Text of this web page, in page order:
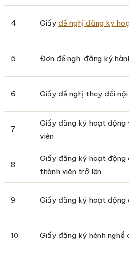
4 Giấy đề nghị đăng ký
5 Đơn đề nghị đăng ký
6 Giấy đề nghị thay đổi
7
Giấy đăng ký hoạt động
viên
8
Giấy đăng ký hoạt động
thành viên trở lên
9 Giấy đăng ký hoạt động
10 Giấy đăng ký hành nghề